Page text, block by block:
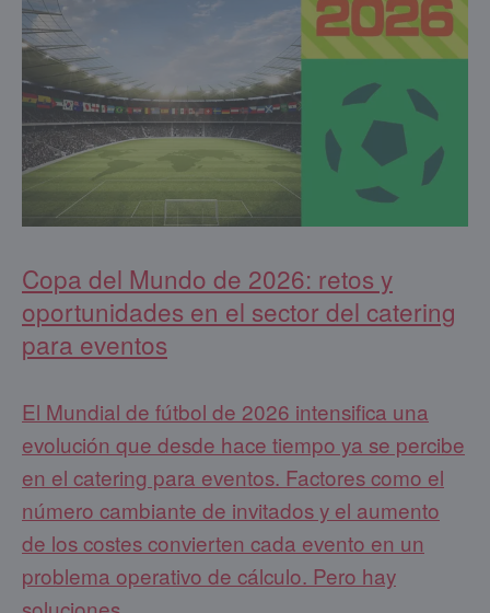
Copa del Mundo de 2026: retos y
oportunidades en el sector del catering
para eventos
El Mundial de fútbol de 2026 intensifica una
evolución que desde hace tiempo ya se percibe
en el catering para eventos. Factores como el
número cambiante de invitados y el aumento
de los costes convierten cada evento en un
problema operativo de cálculo. Pero hay